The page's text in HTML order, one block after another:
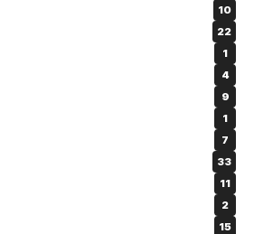
10
22
1
4
9
1
7
33
11
2
15